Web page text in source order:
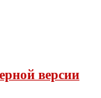
версии